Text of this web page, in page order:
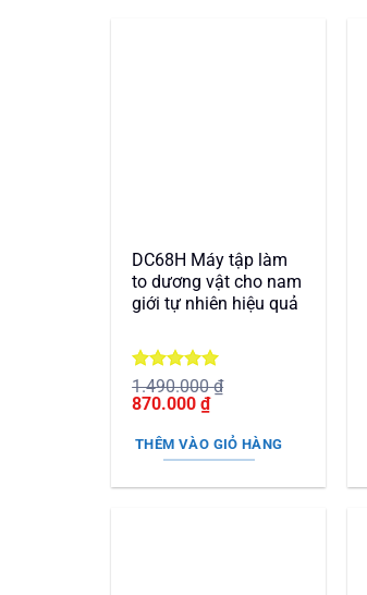
DC68H Máy tập làm
to dương vật cho nam
giới tự nhiên hiệu quả
Được xếp
hạng55
1.490.000₫
Giá
là:
1.490.000 ₫.
870.000₫Giá
tại
là:
THÊM VÀO GIỎ HÀNG